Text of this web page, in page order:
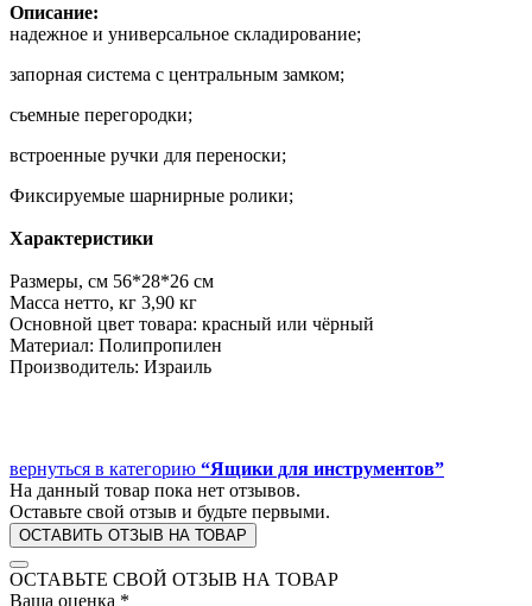
Описание:
надежное и универсальное складирование;
запорная система с центральным замком;
съемные перегородки;
встроенные ручки для переноски;
Фиксируемые шарнирные ролики;
Характеристики
Размеры, см 56*28*26 см
Масса нетто, кг 3,90 кг
Основной цвет товара: красный или чёрный
Материал: Полипропилен
Производитель: Израиль
вернуться в категорию “Ящики для инструментов”
На данный товар пока нет отзывов.
Оставьте свой отзыв и будьте первыми.
ОСТАВИТЬ ОТЗЫВ НА ТОВАР
ОСТАВЬТЕ СВОЙ ОТЗЫВ НА ТОВАР
Ваша оценка *